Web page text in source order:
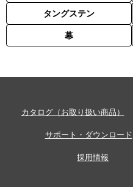
タングステン
幕
カタログ（お取り扱い商品）
サポート・ダウンロード
採用情報